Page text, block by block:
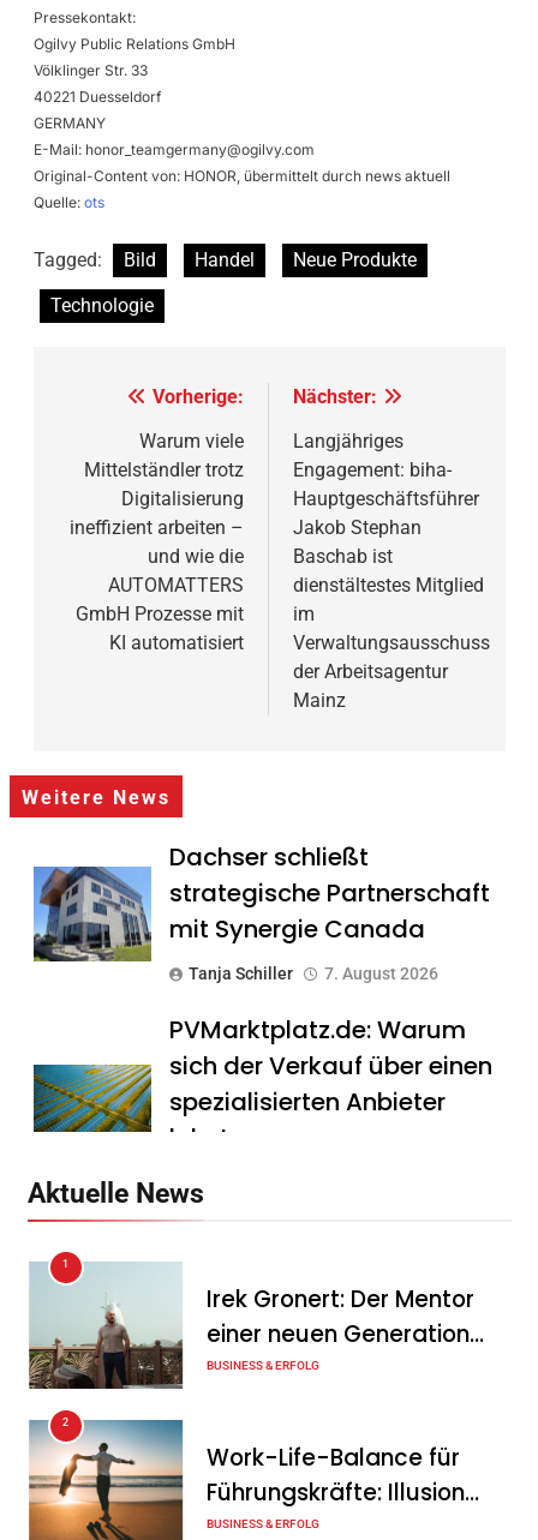
Pressekontakt:
Ogilvy Public Relations GmbH
Völklinger Str. 33
40221 Duesseldorf
GERMANY
E-Mail: honor_teamgermany@ogilvy.com
Original-Content von: HONOR, übermittelt durch news aktuell
Quelle: ots
Tagged: Bild Handel
Neue Produkte
Technologie
Beitragsnavigation
Vorherige:
Warum viele
Mittelständler trotz
Digitalisierung
ineffizient arbeiten –
und wie die
AUTOMATTERS
GmbH Prozesse mit
KI automatisiert
Nächster:
Langjähriges
Engagement: biha-
Hauptgeschäftsführer
Jakob Stephan
Baschab ist
dienstältestes Mitglied
im
Verwaltungsausschuss
der Arbeitsagentur
Mainz
Weitere News
Dachser schließt
strategische Partnerschaft
mit Synergie Canada
Tanja Schiller 7. August 2026
PVMarktplatz.de: Warum
sich der Verkauf über einen
spezialisierten Anbieter
lohnt
Mitarbeitergespräch pro
Jahr nichts verändert – und
was stattdessen
Verbindlichkeit schafft
Tanja Schiller 7. August 2026
Wenn jede Minute zählt: Wie
Aktuelle News
1
Irek Gronert: Der Mentor
einer neuen Generation
von Unternehmern
BUSINESS & ERFOLG
2
Work-Life-Balance für
Führungskräfte: Illusion
oder echte Chance?
BUSINESS & ERFOLG